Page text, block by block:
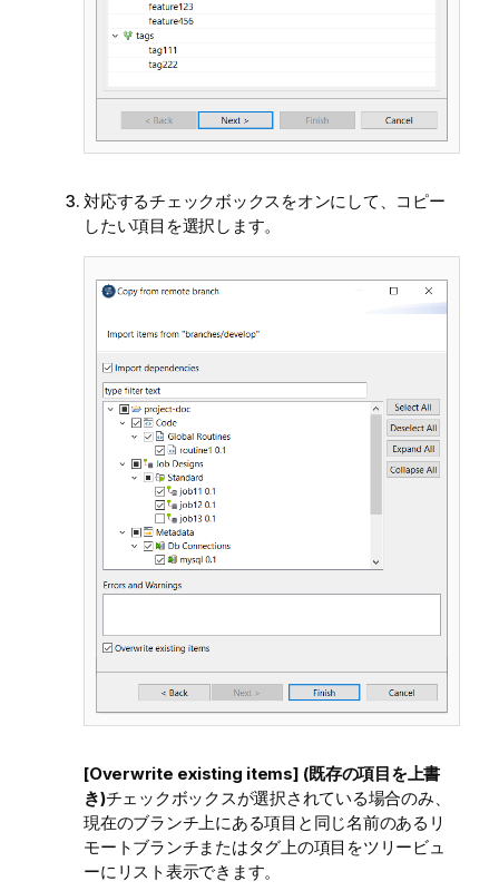
対応するチェックボックスをオンにして、コピー
したい項目を選択します。
[Overwrite existing items] (既存の項目を上書
き)チェックボックスが選択されている場合のみ、
現在のブランチ上にある項目と同じ名前のあるリ
モートブランチまたはタグ上の項目をツリービュ
ーにリスト表示できます。